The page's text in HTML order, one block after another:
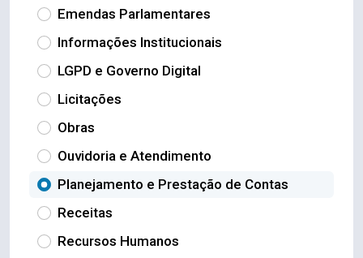
Emendas Parlamentares
Informações Institucionais
LGPD e Governo Digital
Licitações
Obras
Ouvidoria e Atendimento
Planejamento e Prestação de Contas
Receitas
Recursos Humanos